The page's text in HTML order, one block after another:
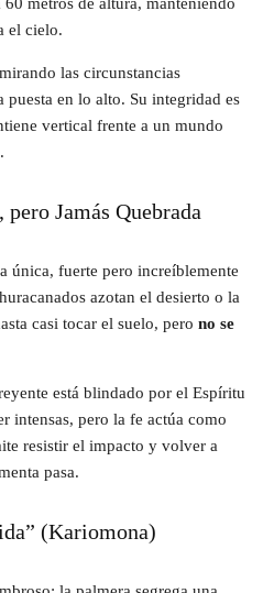
60 metros de altura, manteniendo
el cielo.
las circunstancias
puesta en lo alto. Su integridad es
vertical frente a un mundo
Jamás Quebrada
única, fuerte pero increíblemente
azotan el desierto o la
casi tocar el suelo, pero no se
está blindado por el Espíritu
intensas, pero la fe actúa como
resistir el impacto y volver a
pasa.
(Kariomona)